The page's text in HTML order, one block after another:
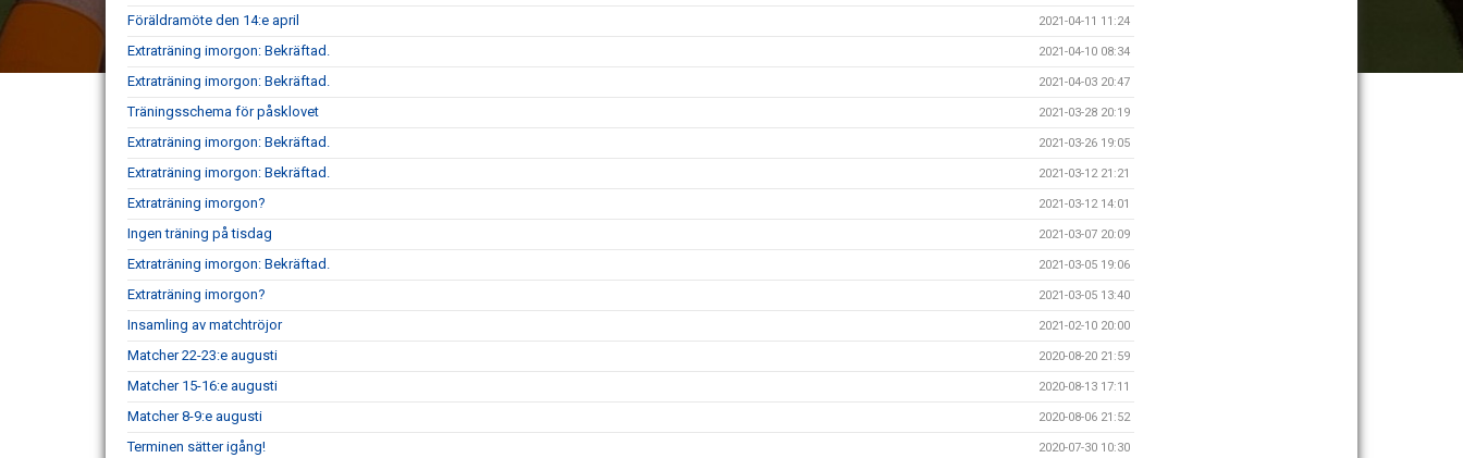
Föräldramöte den 14:e april 2021-04-11 11:24
Extraträning imorgon: Bekräftad. 2021-04-10 08:34
Extraträning imorgon: Bekräftad. 2021-04-03 20:47
Träningsschema för påsklovet 2021-03-28 20:19
Extraträning imorgon: Bekräftad. 2021-03-26 19:05
Extraträning imorgon: Bekräftad. 2021-03-12 21:21
Extraträning imorgon? 2021-03-12 14:01
Ingen träning på tisdag 2021-03-07 20:09
Extraträning imorgon: Bekräftad. 2021-03-05 19:06
Extraträning imorgon? 2021-03-05 13:40
Insamling av matchtröjor 2021-02-10 20:00
Matcher 22-23:e augusti 2020-08-20 21:59
Matcher 15-16:e augusti 2020-08-13 17:11
Matcher 8-9:e augusti 2020-08-06 21:52
Terminen sätter igång! 2020-07-30 10:30